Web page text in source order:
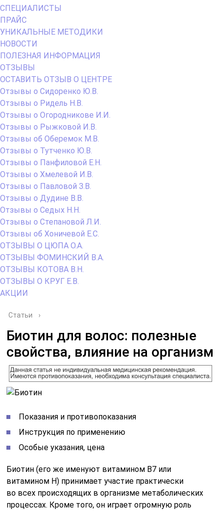
СПЕЦИАЛИСТЫ
ПРАЙС
УНИКАЛЬНЫЕ МЕТОДИКИ
НОВОСТИ
ПОЛЕЗНАЯ ИНФОРМАЦИЯ
ОТЗЫВЫ
ОСТАВИТЬ ОТЗЫВ О ЦЕНТРЕ
Отзывы о Сидоренко Ю.В.
Отзывы о Ридель Н.В.
Отзывы о Огородникове И.И.
Отзывы о Рыжковой И.В.
Отзывы об Оберемок М.В.
Отзывы о Тутченко Ю.В.
Отзывы о Панфиловой Е.Н.
Отзывы о Хмелевой И.В.
Отзывы о Павловой З.В.
Отзывы о Дудине В.В.
Отзывы о Седых Н.Н.
Отзывы о Степановой Л.И.
Отзывы об Хоничевой Е.С.
ОТЗЫВЫ О ЦЮПА О.А.
ОТЗЫВЫ ФОМИНСКИЙ В.А.
ОТЗЫВЫ КОТОВА В.Н.
ОТЗЫВЫ О КРУГ Е.В.
АКЦИИ
Статьи ›
Биотин для волос: полезные
свойства, влияние на организм
Показания и противопоказания
Инструкция по применению
Особые указания, цена
Биотин (его же именуют витамином В7 или
витамином Н) принимает участие практически
во всех происходящих в организме метаболических
процессах. Кроме того, он играет огромную роль